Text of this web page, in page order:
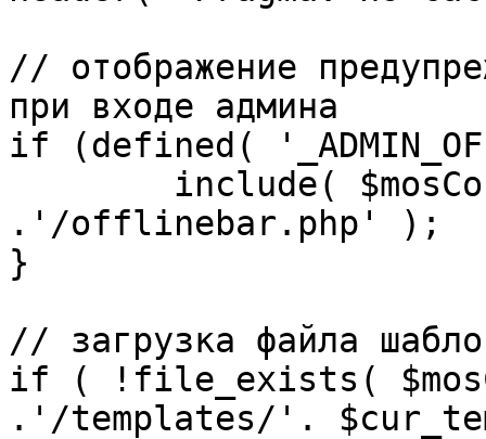
// отображение
при входе админа
if (defined(
.'/offlinebar.php' );
}
// загрузка файла
if ( !file_exists(
.'/templates/'.